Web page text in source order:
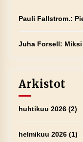
Pauli Fallstrom.:
Juha Forsell:
Arkistot
huhtikuu 2026(2)
helmikuu 2026(1)